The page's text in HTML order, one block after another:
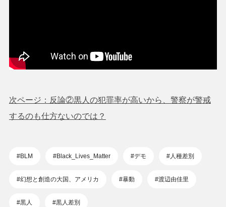
次ページ：反論②黒人の犯罪率が高いから、警察が警戒
するのも仕方ないのでは？
#BLM #Black_Lives_Matter #デモ #人種差別
#幻想と創造の大国、アメリカ #暴動 #渡辺由佳里
#黒人 #黒人差別